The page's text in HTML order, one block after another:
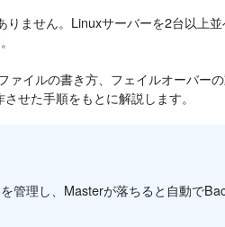
ません。Linuxサーバーを2台以上
イルの書き方、フェイルオーバー
せた手順をもとに解説します。
管理し、Masterが落ちると自動で